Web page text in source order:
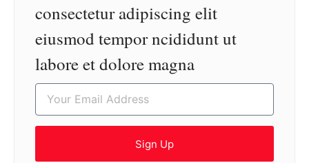
consectetur adipiscing elit
eiusmod tempor ncididunt ut
labore et dolore magna
Sign Up